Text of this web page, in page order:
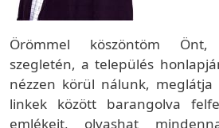
Örömmel köszöntöm Önt,
szegletén, a település
nézzen körül nálunk,
linkek között barangolva
emlékeit, olvashat